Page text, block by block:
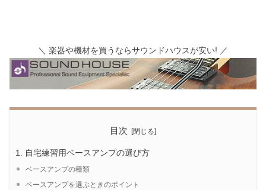
＼ 楽器や機材を買うならサウンドハウスが安い! ／
目次
自宅練習用ベースアンプの選び方
ベースアンプの種類
ベースアンプを選ぶときのポイント